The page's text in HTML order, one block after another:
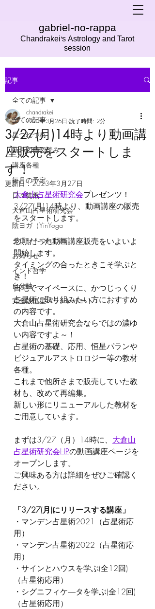
gabriel-no-rappa
Chandrakei's Astrology and Tarot
session
記事
全ての記事
星つれづれ
新月図蝕図読み
講座各種
毎月の予定
日々徒然
大倉山占星術研究会
陰ヨガ（YinYoga
タロットつれづれ
お知らせ
インド哲学
自分軸
完全版恒星パランレポート
全ての記事
3/27(月)14時より動画講
座販売をスタートしま
す！
chandrakei
2023年3月26日 読了時間: 2分
更新日：2023年3月27日
大倉山占星術研究会プレゼンツ！
3/27(月)14時より、動画講座の販売
をスタートします。
念願だった動画講座販売をいよいよ
開始します。
タイミングの合ったときこそ学ぶと
き！
自宅でマイペースに、かつじっくり
占星術に取り組みたい方におすすめ
の内容です。
大倉山占星術研究会ならではの濃ゆ
い内容ですよ～！
占星術の基礎、応用、恒星パランや
ビジュアルアストロロジー等の教材
各種。
これまで他所さまで販売していた教
材も、改めて再編集。
新しい形にリニューアルした教材を
ご用意しています。
まずは3/27（月）14時に、 大倉山
占星術研究会HPの動画講座ページを
オープンします。
ご興味ある方は詳細をぜひご確認く
ださい。
「3/27(月)にリリースする講座」
・マンデン占星術2021（占星術応
用）
・マンデン占星術2022（占星術応
用）
・サインとハウスを学ぶ(全12回)
（占星術応用）
・シグニフィケ―タを学ぶ(全12回)
（占星術応用）